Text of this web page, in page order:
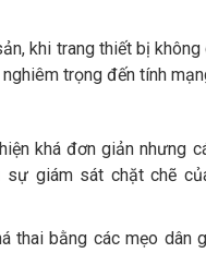
khi trang thiết bị
trọng đến tính
khá đơn giản nhưng
giám sát chặt chẽ
thai bằng các mẹo dân